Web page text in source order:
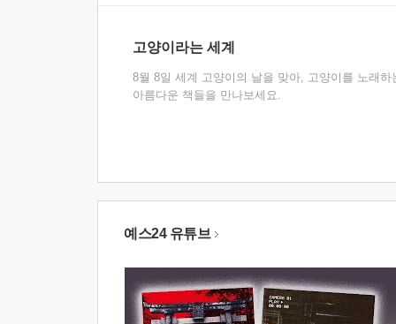
고양이라는 세계
8월 8일 세계 고양이의 날을 맞아, 고양이를 노래하
아름다운 책들을 만나보세요.
예스24 유튜브